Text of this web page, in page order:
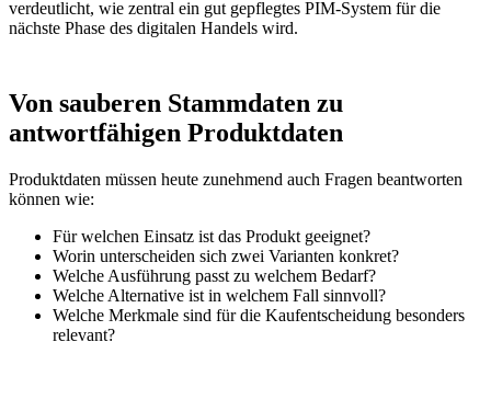
verdeutlicht, wie zentral ein gut gepflegtes PIM-System für die
nächste Phase des digitalen Handels wird.
Von sauberen Stammdaten zu
antwortfähigen Produktdaten
Produktdaten müssen heute zunehmend auch Fragen beantworten
können wie:
Für welchen Einsatz ist das Produkt geeignet?
Worin unterscheiden sich zwei Varianten konkret?
Welche Ausführung passt zu welchem Bedarf?
Welche Alternative ist in welchem Fall sinnvoll?
Welche Merkmale sind für die Kaufentscheidung besonders
relevant?